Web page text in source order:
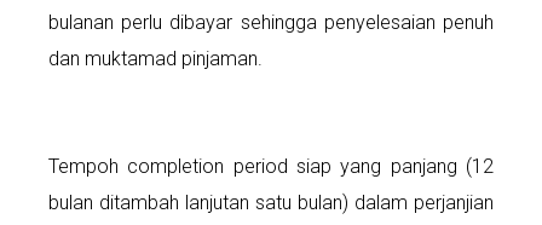
bulanan perlu dibayar sehingga penyelesaian penuh
dan muktamad pinjaman.
Tempoh completion period siap yang panjang (12
bulan ditambah lanjutan satu bulan) dalam perjanjian